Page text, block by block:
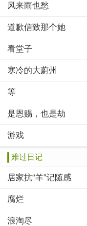
风来雨也愁
道歉信致那个她
看堂子
寒冷的大蔚州
等
是恩赐，也是劫
游戏
难过日记
居家抗“羊”记随感
腐烂
浪淘尽